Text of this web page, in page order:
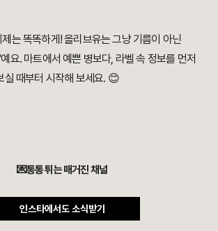
는 똑똑하게! 올리브유는 그냥 기름이 아닌
요. 마트에서 예쁜 병보다, 라벨 속 정보를 먼저
실 때부터 시작해 보세요. 😊
💌통통 튀는 매거진 채널
인스타에서도 소식받기